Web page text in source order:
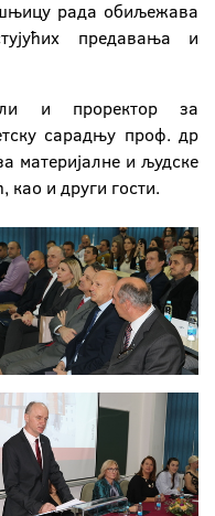
рада обиљежава
предавања и
и проректор за
сарадњу проф. др
материјалне и људске
као и други гости.